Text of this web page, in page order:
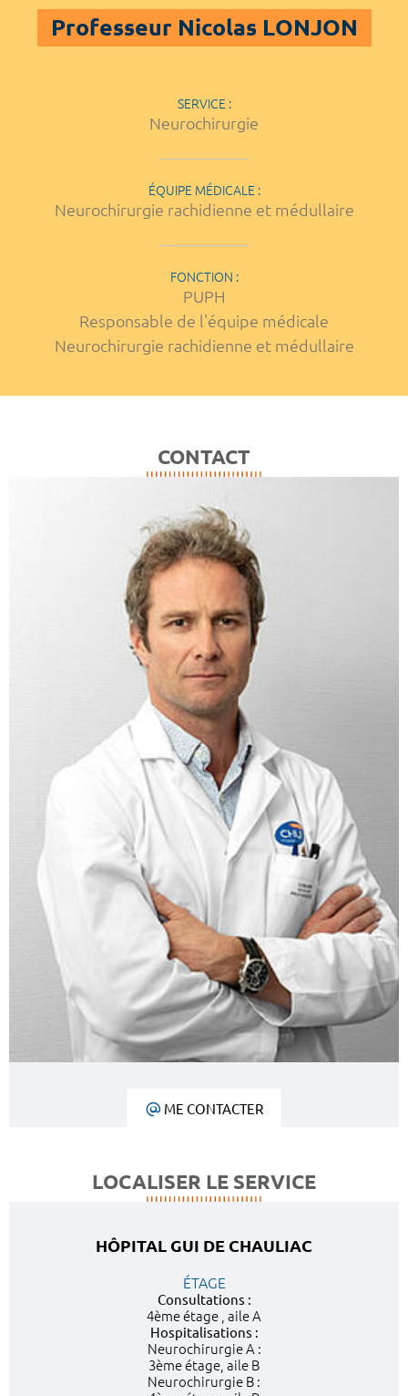
Professeur Nicolas LONJON
SERVICE :
Neurochirurgie
ÉQUIPE MÉDICALE :
Neurochirurgie rachidienne et médullaire
FONCTION :
PUPH
Responsable de l'équipe médicale
Neurochirurgie rachidienne et médullaire
CONTACT
ME CONTACTER
LOCALISER LE SERVICE
HÔPITAL GUI DE CHAULIAC
ÉTAGE
Consultations :
4ème étage , aile A
Hospitalisations :
Neurochirurgie A :
3ème étage, aile B
Neurochirurgie B :